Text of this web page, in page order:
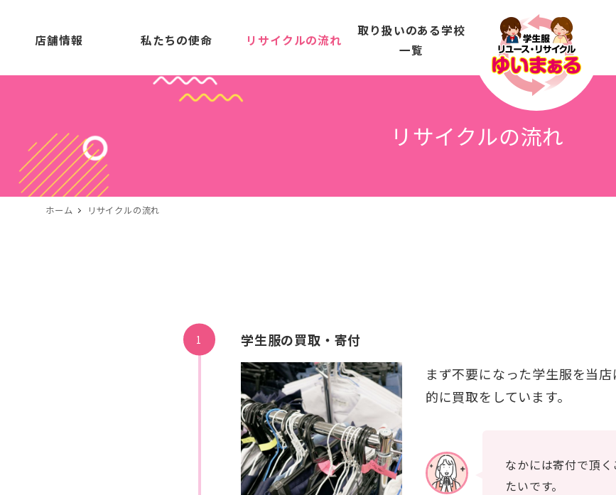
店舗情報 私たちの使命 リサイクルの流れ
取り扱いのある学校
一覧
リサイクルの流れ
ホーム リサイクルの流れ
学生服の買取・寄付
まず不要になった学生服を当
的に買取をしています。
なかには寄付で頂
たいです。